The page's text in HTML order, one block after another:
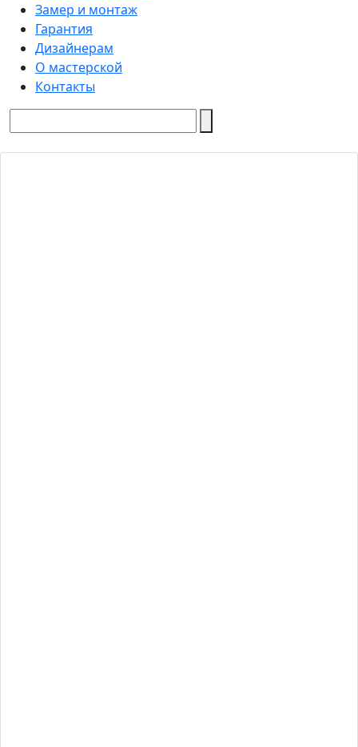
Замер и монтаж
Гарантия
Дизайнерам
О мастерской
Контакты